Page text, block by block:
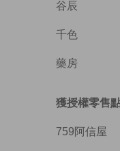
谷辰
千色
藥房
獲授權零售
759阿信屋